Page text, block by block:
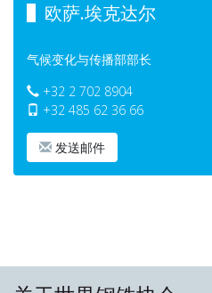
欧萨.埃克达尔
气候变化与传播部部长
+32 2 702 8904
+32 485 62 36 66
发送邮件